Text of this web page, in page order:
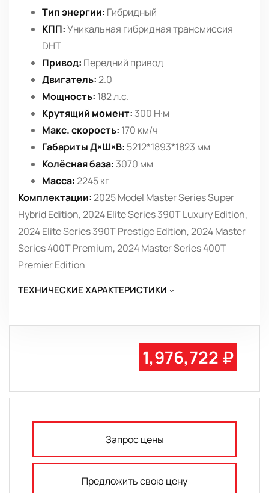
Тип энергии: Гибридный
КПП:Уникальная гибридная трансмиссия
DHT
Привод: Передний привод
Двигатель:2.0
Мощность: 182 л.с.
Крутящий момент: 300 Н·м
Макс. скорость: 170 км/ч
Габариты Д×Ш×В: 5212*1893*1823 мм
Колёсная база: 3070 мм
Масса:2245 кг
Комплектации:2025 Model Master Series Super
Hybrid Edition, 2024 Elite Series 390T Luxury Edition,
2024 Elite Series 390T Prestige Edition, 2024 Master
Series 400T Premium, 2024 Master Series 400T
Premier Edition
ТЕХНИЧЕСКИЕ ХАРАКТЕРИСТИКИ
1,976,722 ₽
Запрос цены
Предложить свою цену